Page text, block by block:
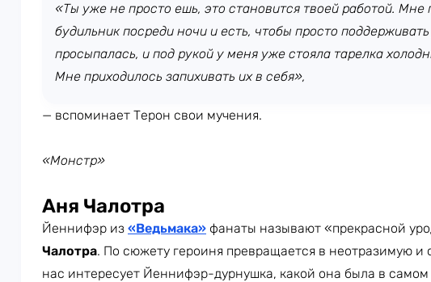
«Ты уже не просто ешь, это становится твоей работой. Мне
будильник посреди ночи и есть, чтобы просто
просыпалась, и под рукой у меня уже стояла тарелка
Мне приходилось запихивать их в себя»,
— вспоминает Терон свои мучения.
«Монстр»
Аня Чалотра
Йеннифэр из «Ведьмака» фанаты называют «прекрасной
Чалотра. По сюжету героиня превращается в неотразимую и
нас интересует Йеннифэр-дурнушка, какой она была в